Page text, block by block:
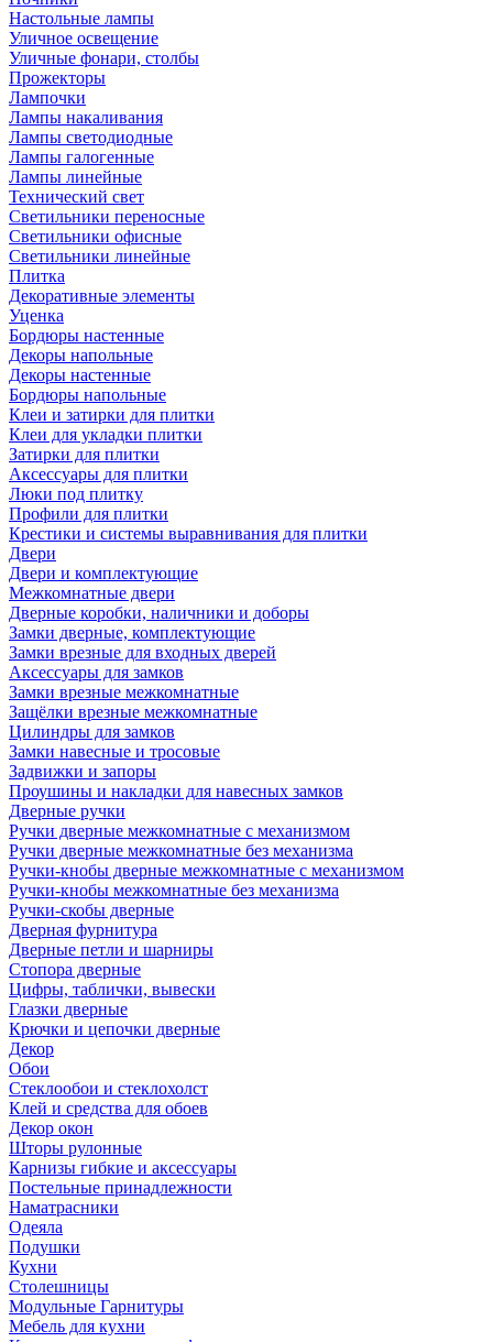
Настольные лампы
Уличное освещение
Уличные фонари, столбы
Прожекторы
Лампочки
Лампы накаливания
Лампы светодиодные
Лампы галогенные
Лампы линейные
Технический свет
Светильники переносные
Светильники офисные
Светильники линейные
Плитка
Декоративные элементы
Уценка
Бордюры настенные
Декоры напольные
Декоры настенные
Бордюры напольные
Клеи и затирки для плитки
Клеи для укладки плитки
Затирки для плитки
Аксессуары для плитки
Люки под плитку
Профили для плитки
Крестики и системы выравнивания для плитки
Двери
Двери и комплектующие
Межкомнатные двери
Дверные коробки, наличники и доборы
Замки дверные, комплектующие
Замки врезные для входных дверей
Аксессуары для замков
Замки врезные межкомнатные
Защёлки врезные межкомнатные
Цилиндры для замков
Замки навесные и тросовые
Задвижки и запоры
Проушины и накладки для навесных замков
Дверные ручки
Ручки дверные межкомнатные с механизмом
Ручки дверные межкомнатные без механизма
Ручки-кнобы дверные межкомнатные с механизмом
Ручки-кнобы межкомнатные без механизма
Ручки-скобы дверные
Дверная фурнитура
Дверные петли и шарниры
Стопора дверные
Цифры, таблички, вывески
Глазки дверные
Крючки и цепочки дверные
Декор
Обои
Стеклообои и стеклохолст
Клей и средства для обоев
Декор окон
Шторы рулонные
Карнизы гибкие и аксессуары
Постельные принадлежности
Наматрасники
Одеяла
Подушки
Кухни
Столешницы
Модульные Гарнитуры
Мебель для кухни